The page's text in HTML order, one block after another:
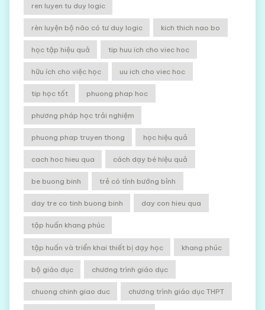
ren luyen tu duy logic
rèn luyện bộ não có tư duy logic kich thich nao bo
học tập hiệu quả tip huu ich cho viec hoc
hữu ích cho việc học uu ich cho viec hoc
tip học tốt phuong phap hoc
phương pháp học trải nghiệm
phuong phap truyen thong học hiệu quả
cach hoc hieu qua cách dạy bé hiệu quả
be buong binh trẻ có tính bướng bỉnh
day tre co tinh buong binh day con hieu qua
tập huấn khang phúc
tập huấn và triển khai thiết bị dạy học khang phúc
bộ giáo dục chương trình giáo dục
chuong chinh giao duc chương trình giáo dục THPT